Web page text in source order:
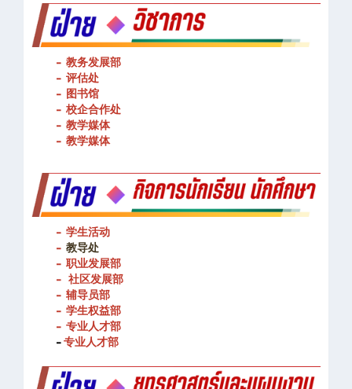
- 教务发展部
- 评估处
- 图书馆
- 校企合作处
- 教学媒体
- 学生活动
- 教导处
- 职业发展部
-社区发展部
- 辅导员部
- 学生权益部
- 专业人才部
-专业人才部